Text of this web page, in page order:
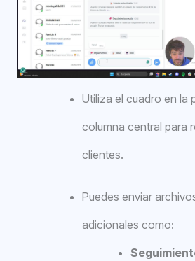
Utiliza el cuadro en la
columna central para
clientes.
Puedes enviar
adicionales como: